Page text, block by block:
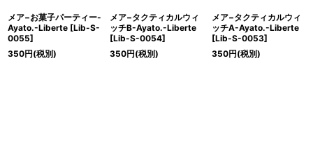
メア−お菓子パーティー-
Ayato.-Liberte [Lib-S-
0055]
350円(税別)
メア−タクティカルウィ
ッチB-Ayato.-Liberte
[Lib-S-0054]
350円(税別)
メア−タクティカルウィ
ッチA-Ayato.-Liberte
[Lib-S-0053]
350円(税別)